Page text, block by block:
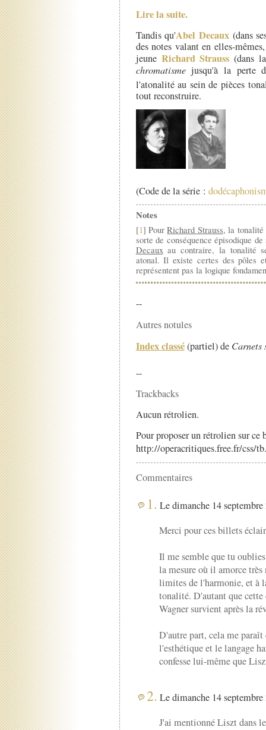
Lire la suite.
Tandis qu'Abel Decaux(dans
des notes valant en elles-
jeune Richard Strauss (dans
chromatismejusqu'à la perte
l'atonalité au sein de pièces
tout reconstruire.
(Code de la série :
Notes
[1] PourRichard Strauss, la tonalité
sorte de conséquence épisodique
Decaux au contraire, la tonalité
atonal. Il existe certes des pôles
représentent pas la logique
--
Autres notules
Index classé(partiel) de Carnets
--
Trackbacks
Aucun rétrolien.
Pour proposer un rétrolien sur
http://operacritiques.free.fr/css/
Commentaires
1. Le dimanche 14
Merci pour ces billets
Il me semble que tu
la mesure où il amorce très
limites de l'harmonie, et à
tonalité. D'autant que
Wagner survient après la
D'autre part, cela me
l'esthétique et le langage
confesse lui-même que
2. Le dimanche 14
J'ai mentionné Liszt dans